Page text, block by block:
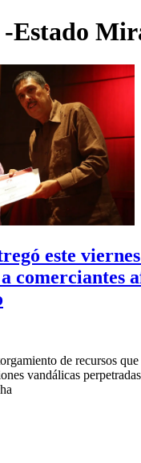
Estado
este
comerciantes
de recursos
vandálicas